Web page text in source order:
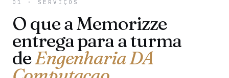
01 · SERVIÇOS
O que a Memorizze
entrega para a turma
deEngenharia DA